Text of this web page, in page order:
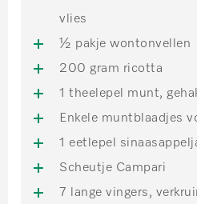
vlies
½ pakje wontonvellen
200 gram ricotta
1 theelepel munt,
Enkele muntblaadjes
1 eetlepel
Scheutje Campari
7 lange vingers,